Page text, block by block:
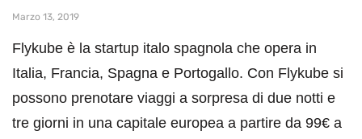
Marzo 13, 2019
Flykube è la startup italo spagnola che opera in
Italia, Francia, Spagna e Portogallo. Con Flykube si
possono prenotare viaggi a sorpresa di due notti e
tre giorni in una capitale europea a partire da 99€ a